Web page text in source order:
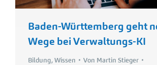
Baden-Württemberg geht
Wege bei Verwaltungs-KI
Bildung,Wissen Von Martin Stieger